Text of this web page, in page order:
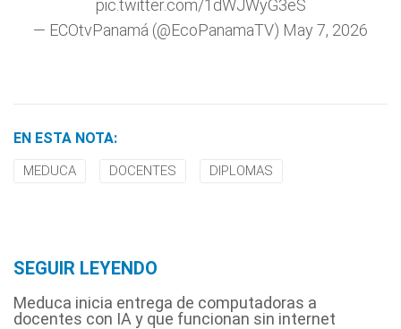
pic.twitter.com/1dWJWyG3eS
— ECOtvPanamá (@EcoPanamaTV) May 7, 2026
EN ESTA NOTA:
MEDUCA DOCENTES DIPLOMAS
SEGUIR LEYENDO
Meduca inicia entrega de computadoras a
docentes con IA y que funcionan sin internet